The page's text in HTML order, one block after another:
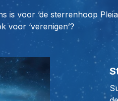
is voor ‘de sterrenhoop
voor ‘verenigen’?